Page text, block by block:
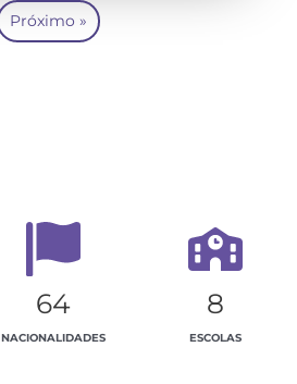
Próximo »
64
NACIONALIDADES
8
ESCOLAS